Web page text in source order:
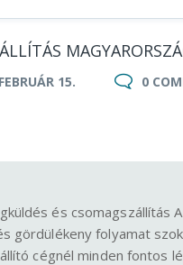
15. 0
és csomagszállítás
gördülékeny folyamat
cégnél minden fontos